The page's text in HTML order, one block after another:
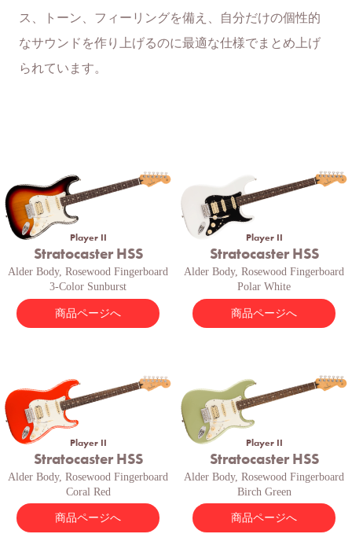
ス、トーン、フィーリングを備え、自分だけの個性的
なサウンドを作り上げるのに最適な仕様でまとめ上げ
られています。
Player II
Stratocaster HSS
Alder Body, Rosewood Fingerboard
3-Color Sunburst
商品ページへ
Player II
Stratocaster HSS
Alder Body, Rosewood Fingerboard
Polar White
商品ページへ
Player II
Stratocaster HSS
Alder Body, Rosewood Fingerboard
Coral Red
商品ページへ
Player II
Stratocaster HSS
Alder Body, Rosewood Fingerboard
Birch Green
商品ページへ